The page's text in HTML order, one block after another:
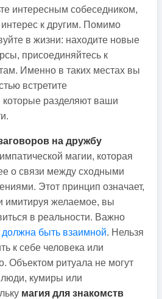
интересным собеседником,
к другим. Помимо
в жизни: находите новые
присоединяйтесь к
Именно в таких местах вы
встретите
разделяют ваши
на дружбу
магии, которая
о связи между сходными
Этот принцип означает,
имитируя желаемое, вы
в реальности. Важно
быть взаимной. Нельзя
к себе человека или
Объектом ритуала не могут
кумиры или
магия для знакомств